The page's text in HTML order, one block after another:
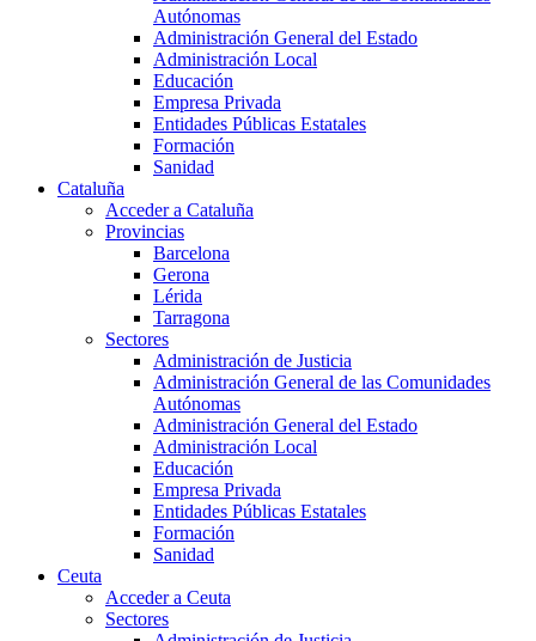
Autónomas
Administración General del Estado
Administración Local
Educación
Empresa Privada
Entidades Públicas Estatales
Formación
Sanidad
Cataluña
Acceder a Cataluña
Provincias
Barcelona
Gerona
Lérida
Tarragona
Sectores
Administración de Justicia
Administración General de las Comunidades
Autónomas
Administración General del Estado
Administración Local
Educación
Empresa Privada
Entidades Públicas Estatales
Formación
Sanidad
Ceuta
Acceder a Ceuta
Sectores